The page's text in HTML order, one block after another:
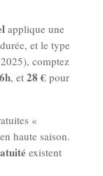
applique une
et le type
comptez
6h, et 28 €pour
«
haute saison.
existent